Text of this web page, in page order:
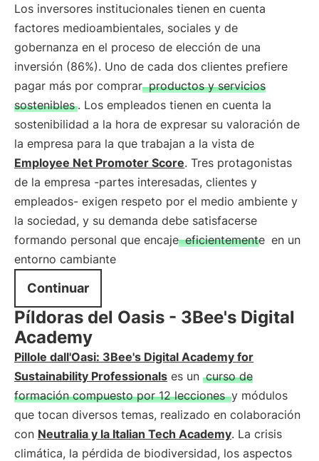
Los inversores institucionales tienen en cuenta
factores medioambientales, sociales y de
gobernanza en el proceso de elección de una
inversión (86%). Uno de cada dos clientes prefiere
pagar más por comprar productos y servicios
sostenibles . Los empleados tienen en cuenta la
sostenibilidad a la hora de expresar su valoración de
la empresa para la que trabajan a la vista de
Employee Net Promoter Score. Tres protagonistas
de la empresa -partes interesadas, clientes y
empleados- exigen respeto por el medio ambiente y
la sociedad, y su demanda debe satisfacerse
formando personal que encaje eficientemente en un
entorno cambiante
Continuar
Píldoras del Oasis - 3Bee's Digital
Academy
Pillole dall'Oasi: 3Bee's Digital Academy for
Sustainability Professionals es un curso de
formación compuesto por 12 lecciones y módulos
que tocan diversos temas, realizado en colaboración
con Neutralia y la Italian Tech Academy. La crisis
climática, la pérdida de biodiversidad, los aspectos